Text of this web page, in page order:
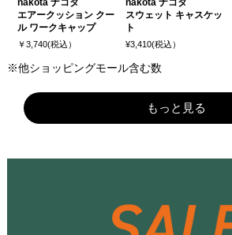
エアークッション クー
ル ワークキャップ
￥3,740(税込）
スウェット キャスケッ
ト
¥3,410(税込）
※他ショッピングモール含む数
もっと見る